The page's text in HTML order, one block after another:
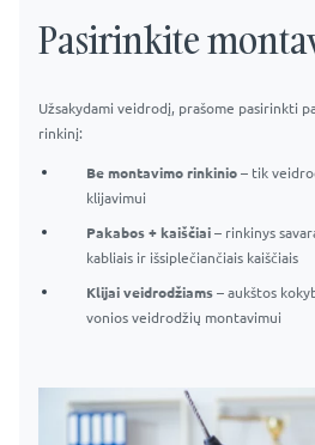
Pasirinkite
Užsakydami veidrodį, prašome pasirinkti
rinkinį:
Be montavimo rinkinio – tik
klijavimui
Pakabos + kaiščiai – rinkinys
kabliais ir išsiplečiančiais kaiščiais
Klijai veidrodžiams – aukštos
vonios veidrodžių montavimui